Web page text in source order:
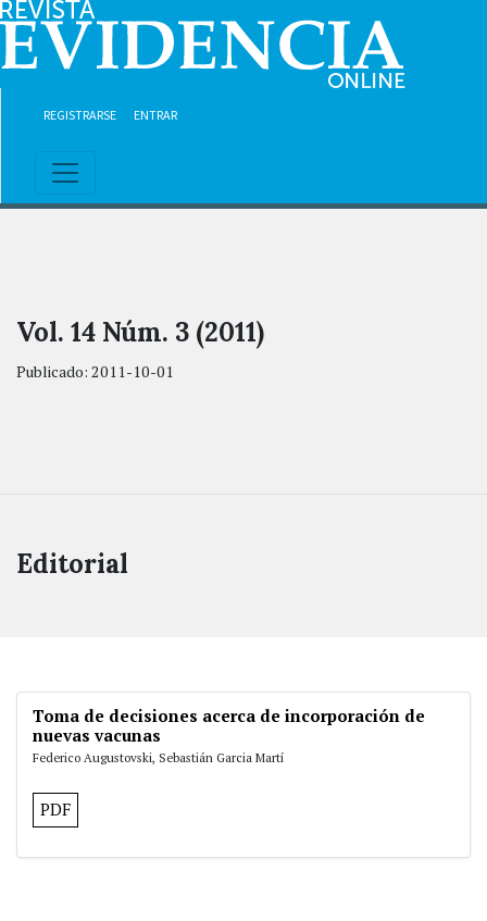
Ir al contenido principal
Ir al menú de navegación principal
Ir al pie de página del sitio
REGISTRARSE ENTRAR
Vol. 14 Núm. 3 (2011)
Publicado: 2011-10-01
Editorial
Toma de decisiones acerca de incorporación de
nuevas vacunas
Federico Augustovski, Sebastián Garcia Martí
PDF